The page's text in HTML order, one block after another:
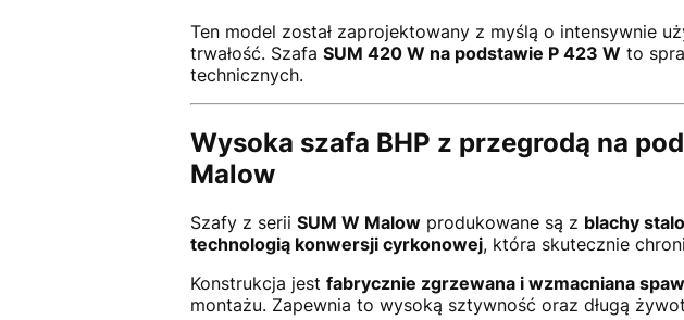
Ten model został zaprojektowany z myślą o intensywnie
trwałość. Szafa SUM 420 W na podstawie P 423 Wto
technicznych.
Wysoka szafa BHP z przegrodą na
Malow
Szafy z serii SUM W Malowprodukowane są z blachy
technologią konwersji cyrkonowej, która skutecznie
Konstrukcja jest fabrycznie zgrzewana i wzmacniana
montażu. Zapewnia to wysoką sztywność oraz długą